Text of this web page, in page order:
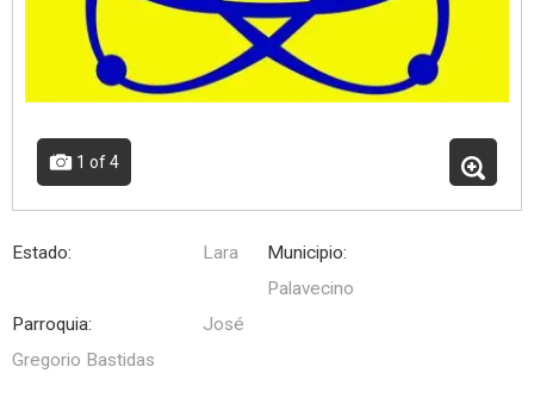
1 of 4
Estado: Lara
Municipio:
Palavecino
Parroquia:
José
Gregorio Bastidas